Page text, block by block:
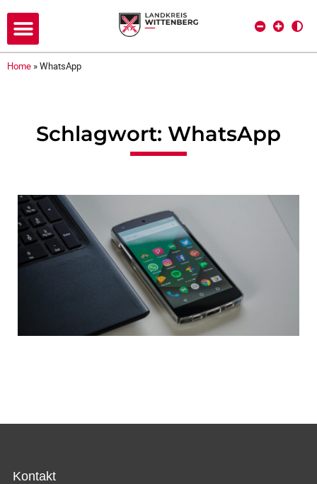
Home »WhatsApp
Schlagwort: WhatsApp
Kontakt